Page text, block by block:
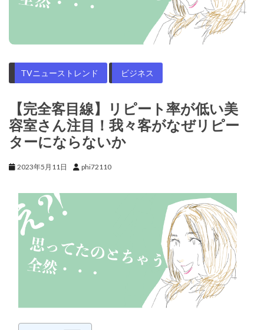
TVニューストレンド ビジネス
【完全客目線】リピート率が低い美
容室さん注目！我々客がなぜリピー
ターにならないか
2023年5月11日 phi72110